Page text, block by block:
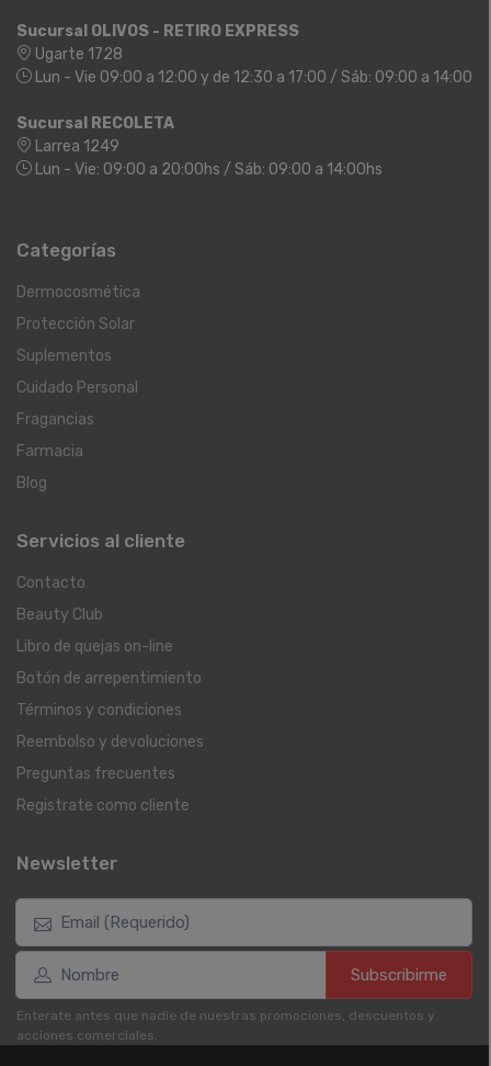
Sucursal OLIVOS - RETIRO EXPRESS
Ugarte 1728
Lun - Vie 09:00 a 12:00 y de 12:30 a 17:00 / Sáb: 09:00 a 14:00
Sucursal RECOLETA
Larrea 1249
Lun - Vie: 09:00 a 20:00hs / Sáb: 09:00 a 14:00hs
Categorías
Dermocosmética
Protección Solar
Suplementos
Cuidado Personal
Fragancias
Farmacia
Blog
Servicios al cliente
Contacto
Beauty Club
Libro de quejas on-line
Botón de arrepentimiento
Términos y condiciones
Reembolso y devoluciones
Preguntas frecuentes
Registrate como cliente
Newsletter
Subscribirme
Enterate antes que nadie de nuestras promociones, descuentos y
acciones comerciales.